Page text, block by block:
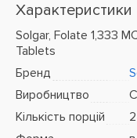
Характеристики
Solgar, Folate 1,333
Tablets
Бренд
Виробництво
Кількість порцій